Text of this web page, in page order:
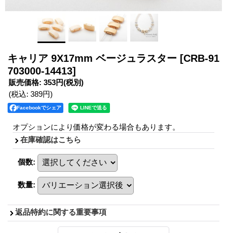
キャリア 9X17mm ベージュラスター [CRB-91
703000-14413]
販売価格: 353円(税別)
(税込: 389円)
Facebookでシェア
オプションにより価格が変わる場合もあります。
在庫確認はこちら
個数:
数量:
返品特約に関する重要事項